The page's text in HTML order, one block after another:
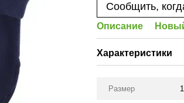
Сообщить,
Описание
Характеристики
Размер